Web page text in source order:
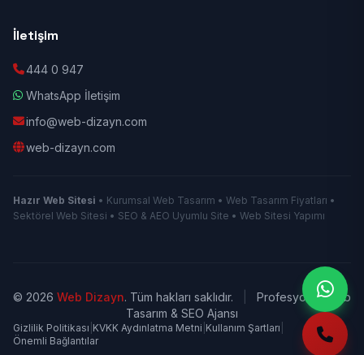
İletişim
444 0 947
WhatsApp İletişim
info@web-dizayn.com
web-dizayn.com
Hazır Web Sitesi • Kurumsal Web Tasarım • Web Tasarım Fiyatları •
Sektörel Web Sitesi • SEO & AEO Uyumlu Site • Web Sitesi Yapımı
© 2026 Web Dizayn. Tüm hakları saklıdır.
Profesyonel Web
Tasarım & SEO Ajansı
Gizlilik Politikası KVKK Aydınlatma Metni Kullanım Şartları
Önemli Bağlantılar